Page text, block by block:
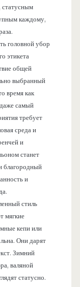
статусным
каждому,
головной убор
этикета
общей
выбранный
время как
самый
требует
среда и
и
станет
благородный
и
стиль
мягкие
кепи или
Они дарят
Зимний
валяной
статусно.